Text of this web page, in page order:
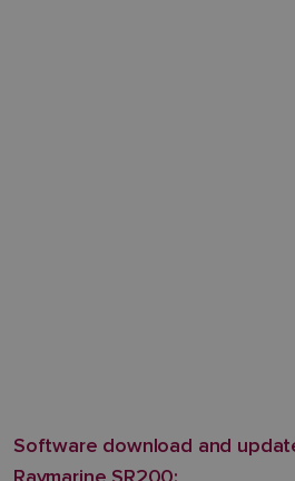
Software download and